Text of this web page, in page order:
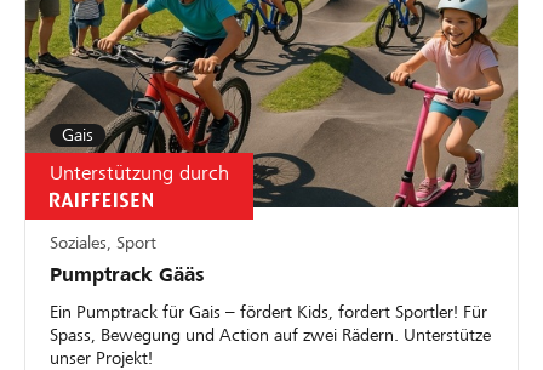
Gais
Unterstützung durch
Soziales, Sport
Pumptrack Gääs
Ein Pumptrack für Gais – fördert Kids, fordert Sportler! Für
Spass, Bewegung und Action auf zwei Rädern. Unterstütze
unser Projekt!